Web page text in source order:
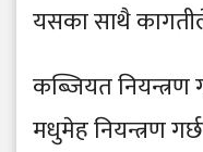
यसका साथै
कब्जियत नियन्त्रण
मधुमेह नियन्त्रण गर्छ